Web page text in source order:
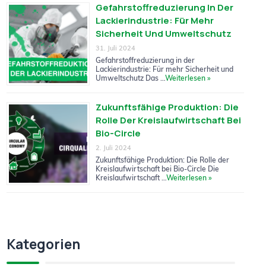
Gefahrstoffreduzierung In Der
Lackierindustrie: Für Mehr
Sicherheit Und Umweltschutz
31. Juli 2024
Gefahrstoffreduzierung in der
Lackierindustrie: Für mehr Sicherheit und
Umweltschutz Das …Weiterlesen »
Zukunftsfähige Produktion: Die
Rolle Der Kreislaufwirtschaft Bei
Bio-Circle
2. Juli 2024
Zukunftsfähige Produktion: Die Rolle der
Kreislaufwirtschaft bei Bio-Circle Die
Kreislaufwirtschaft …Weiterlesen »
Kategorien